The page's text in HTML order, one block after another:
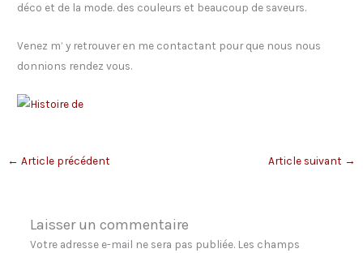
déco et de la mode. des couleurs et beaucoup de saveurs.
Venez m’ y retrouver en me contactant pour que nous nous
donnions rendez vous.
← Article précédent Article suivant →
Laisser un commentaire
Votre adresse e-mail ne sera pas publiée. Les champs